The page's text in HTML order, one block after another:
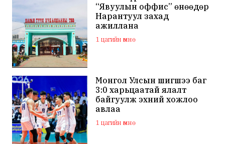
“Явуулын оффис” өнөөдөр
Нарантуул захад
ажиллана
1 цагийн өмнө
Монгол Улсын шигшээ баг
3:0 харьцаатай ялалт
байгуулж эхний хожлоо
авлаа
1 цагийн өмнө